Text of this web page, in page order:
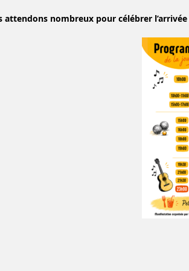
attendons nombreux pour célébrer l’arrivée